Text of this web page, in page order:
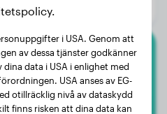
Bulldogg
i USA. Genom att
av dessa tjänster godkänner
data i USA i enlighet med
USA anses av EG-
otillräcklig nivå av dataskydd
finns risken att dina data kan